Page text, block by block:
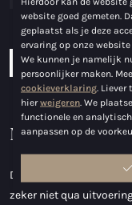
Brandstoftank:
Download brochure
Maxima 490 XL
De Maxima 490 xl in
zeker niet qua
website goed gemeten.
geplaatst als je deze
ervaring op onze
We kunnen je namelijk
persoonlijker maken.
cookieverklaring .
hierweigeren . We
functionele en
aanpassen op de